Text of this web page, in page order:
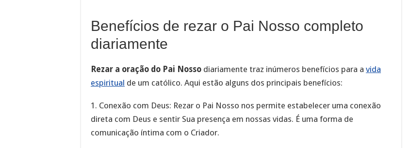
Benefícios de rezar o Pai Nosso completo
diariamente
Rezar a oração do Pai Nosso diariamente traz inúmeros benefícios para a vida
espiritual de um católico. Aqui estão alguns dos principais benefícios:
1. Conexão com Deus: Rezar o Pai Nosso nos permite estabelecer uma conexão
direta com Deus e sentir Sua presença em nossas vidas. É uma forma de
comunicação íntima com o Criador.